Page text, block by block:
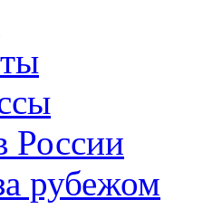
России
рубежом